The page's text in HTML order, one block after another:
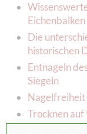
Eichenbalken
Die
historischen
Entnageln
Siegeln
Nagelfreiheit
Trocknen auf